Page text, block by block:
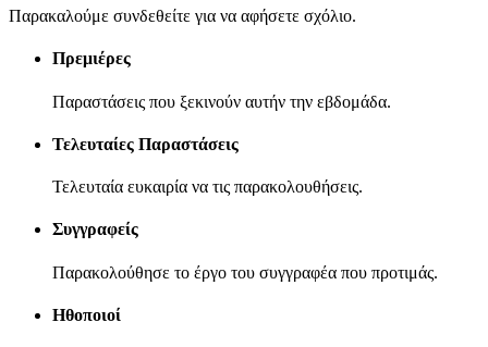
Παρακαλούμε συνδεθείτε για να αφήσετε σχόλιο.
Πρεμιέρες
Παραστάσεις που ξεκινούν αυτήν την εβδομάδα.
Τελευταίες Παραστάσεις
Τελευταία ευκαιρία να τις παρακολουθήσεις.
Συγγραφείς
Παρακολούθησε το έργο του συγγραφέα που προτιμάς.
Ηθοποιοί